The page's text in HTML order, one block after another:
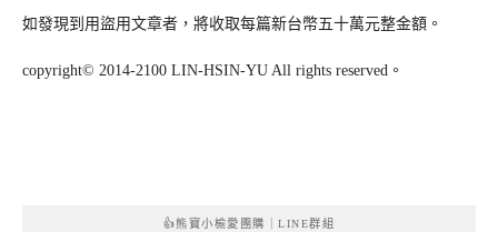
如發現到用盜用文章者，將收取每篇新台幣五十萬元整金額。
copyright© 2014-2100 LIN-HSIN-YU All rights reserved。
👍熊寶小榆愛團購｜LINE群組